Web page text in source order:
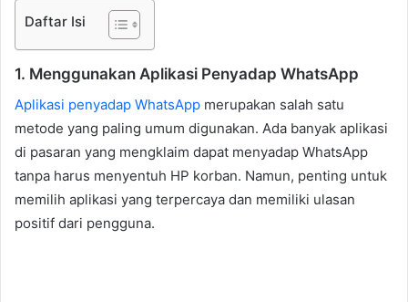
Daftar Isi
1. Menggunakan Aplikasi Penyadap WhatsApp
Aplikasi penyadap WhatsApp merupakan salah satu
metode yang paling umum digunakan. Ada banyak aplikasi
di pasaran yang mengklaim dapat menyadap WhatsApp
tanpa harus menyentuh HP korban. Namun, penting untuk
memilih aplikasi yang terpercaya dan memiliki ulasan
positif dari pengguna.